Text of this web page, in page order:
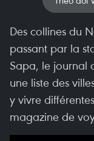
Des collines du
passant par la
Sapa, le journal
une liste des
y vivre
magazine de